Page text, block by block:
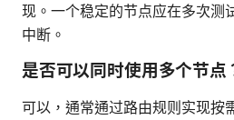
现。一个稳定的节点应在多次测
中断。
是否可以同时使用多个节点
可以，通常通过路由规则实现按